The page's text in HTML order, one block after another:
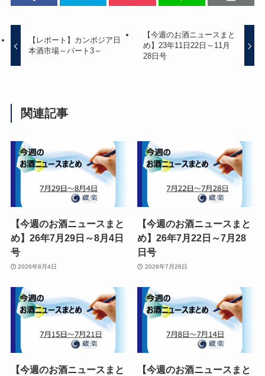
【レポート】カンボジア日
本酒市場～パート3～
【今週のお酒ニュースまと
め】23年11日22日～11月
28日号
関連記事
【今週のお酒ニュースまと
め】26年7月29日～8月4日
号
2026年8月4日
【今週のお酒ニュースまと
め】26年7月22日～7月28
日号
2026年7月28日
【今週のお酒ニュースまと
【今週のお酒ニュースまと